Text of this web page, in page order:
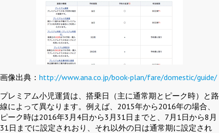
画像出典： http://www.ana.co.jp/book-plan/fare/domestic/guide/
プレミアム小児運賃は、搭乗日（主に通常期とピーク時）と路
線によって異なります。例えば、2015年から2016年の場合、
ピーク時は2016年3月4日から3月31日までと、7月1日から8月
31日までに設定されおり、それ以外の日は通常期に設定され